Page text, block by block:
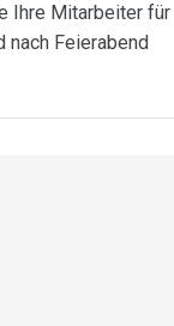
Ihre Mitarbeiter für
nach Feierabend